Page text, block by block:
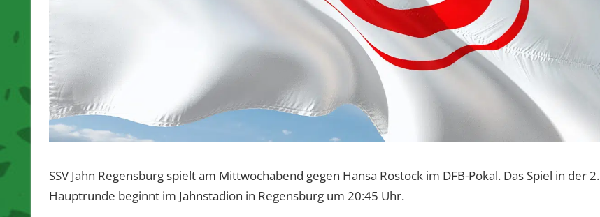
SSV Jahn Regensburg spielt am Mittwochabend gegen Hansa Rostock im DFB-Pokal. Das Spiel in der 2.
Hauptrunde beginnt im Jahnstadion in Regensburg um 20:45 Uhr.